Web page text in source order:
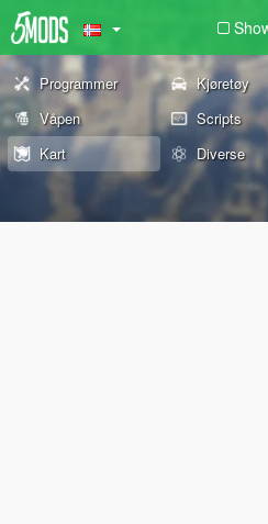
Programmer Kjøretøy
Våpen
Scripts
Kart
Diverse